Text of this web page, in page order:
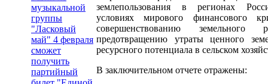
музыкальной
группы
"Ласковый
май" 4 февраля
сможет
получить
партийный
землепользования в регионах
условиях мирового финансового
совершенствованию земельного
предотвращению утраты ценного
ресурсного потенциала в сельском
В заключительном отчете отражены: